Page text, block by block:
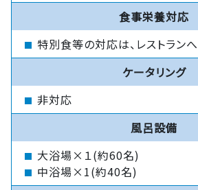
食事栄養対応
特別食等の対応は、レストラン
ケータリング
非対応
風呂設備
大浴場×１(約60名)
中浴場×1(約40名)